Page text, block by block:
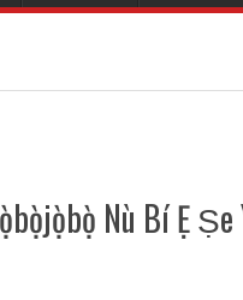
Nù Bí Ẹ